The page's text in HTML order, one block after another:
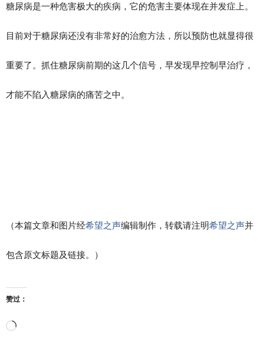
糖尿病是一种危害极大的疾病，它的危害主要体现在并发症上。
目前对于糖尿病还没有非常好的治愈方法，所以预防也就显得很
重要了。抓住糖尿病前期的这几个信号，早发现早控制早治疗，
才能不陷入糖尿病的痛苦之中。
（本篇文章和图片经希望之声编辑制作，转载请注明希望之声并
包含原文标题及链接。）
赞过：
正